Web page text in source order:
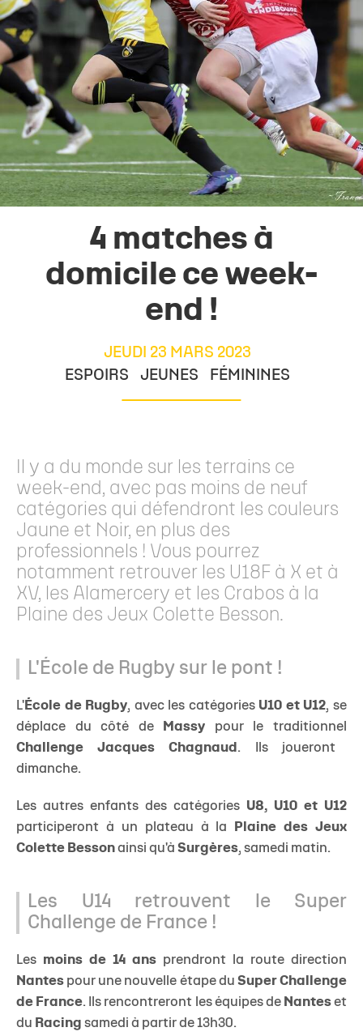
4 matches à
domicile ce week-
end !
JEUDI 23 MARS 2023
ESPOIRS
JEUNES FÉMININES
Il y a du monde sur les terrains ce
week-end, avec pas moins de neuf
catégories qui défendront les couleurs
Jaune et Noir, en plus des
professionnels ! Vous pourrez
notamment retrouver les U18F à X et à
XV, les Alamercery et les Crabos à la
Plaine des Jeux Colette Besson.
L'École de Rugby sur le pont !
L' École de Rugby, avec les catégoriesU10 et U12, se
déplace du côté de
Massy pour le traditionnel
Challenge Jacques Chagnaud . Ils joueront
dimanche.
Les autres enfants des catégories U8, U10 et U12
participeront à un plateau à la
Plaine des Jeux
Colette Besson ainsi qu'à Surgères, samedi matin.
Les U14 retrouvent le Super
Challenge de France !
Les moins de 14 ans prendront la route direction
Nantes pour une nouvelle étape du Super Challenge
de France. Ils rencontreront les équipes de Nanteset
du Racing samedi à partir de 13h30.